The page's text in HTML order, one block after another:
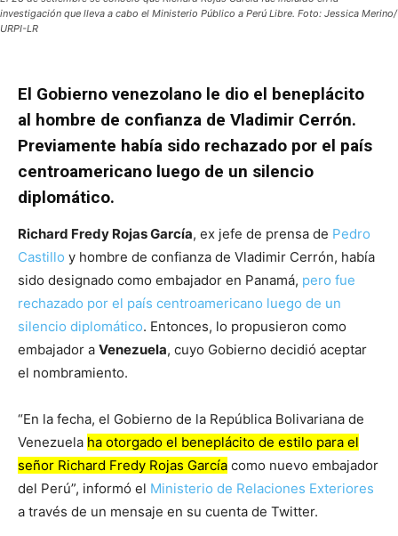
investigación que lleva a cabo el Ministerio Público a Perú Libre. Foto: Jessica Merino/
URPI-LR
El Gobierno venezolano le dio el beneplácito
al hombre de confianza de Vladimir Cerrón.
Previamente había sido rechazado por el país
centroamericano luego de un silencio
diplomático.
Richard Fredy Rojas García, ex jefe de prensa de Pedro
Castillo y hombre de confianza de Vladimir Cerrón, había
sido designado como embajador en Panamá, pero fue
rechazado por el país centroamericano luego de un
silencio diplomático. Entonces, lo propusieron como
embajador a Venezuela, cuyo Gobierno decidió aceptar
el nombramiento.
“En la fecha, el Gobierno de la República Bolivariana de
Venezuela ha otorgado el beneplácito de estilo para el
señor Richard Fredy Rojas García como nuevo embajador
del Perú”, informó el Ministerio de Relaciones Exteriores
a través de un mensaje en su cuenta de Twitter.